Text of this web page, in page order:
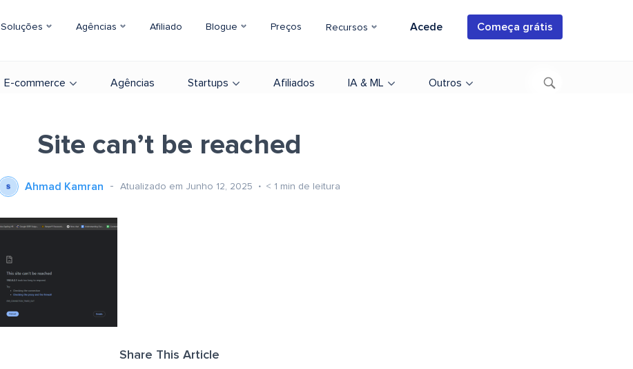
Soluções Agências Afiliado Blogue Preços Recursos Acede Começa grátis
E-commerce Agências Startups Afiliados IA & ML Outros
Site can’t be reached
Ahmad Kamran Atualizado em Junho 12, 2025 < 1 min de leitura
Share This Article